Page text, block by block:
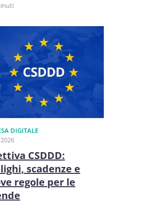
DIGITALE
CSDDD:
scadenze e
regole per le